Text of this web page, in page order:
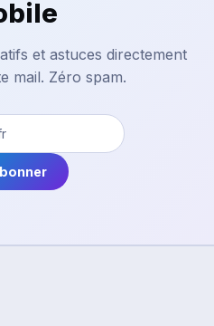
et astuces directement
mail. Zéro spam.